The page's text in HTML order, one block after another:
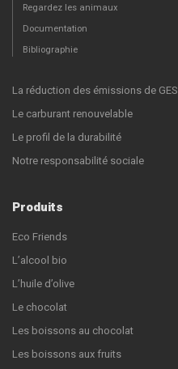
Regardez les animaux
Documentation
Bibliographie
La réduction des émissions de GES
Le carburant renouvelable
Le profil de la durabilité
Notre responsabilité sociale
Produits
Eco Friends
L’alcool bio
L’huile d’olive
Le chocolat
Les boissons au chocolat
Les boissons aux fruits